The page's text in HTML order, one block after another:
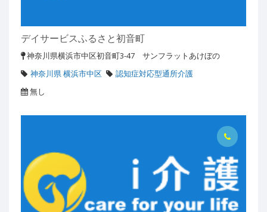
デイサービスふるさと初音町
神奈川県横浜市中区初音町3-47 サンフラットあけぼの
神奈川県 横浜市中区
認知症対応型通所介護
無し